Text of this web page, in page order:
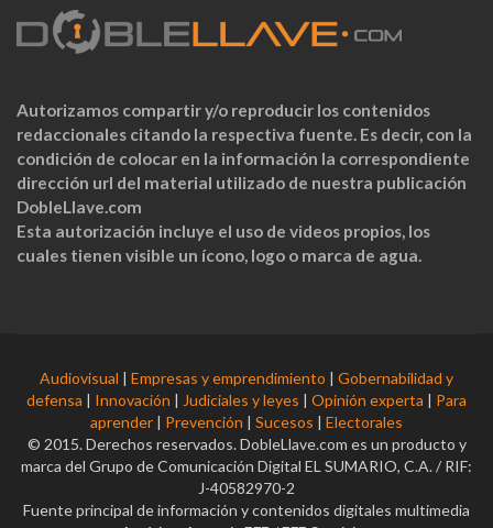
Autorizamos compartir y/o reproducir los contenidos
redaccionales citando la respectiva fuente. Es decir, con la
condición de colocar en la información la correspondiente
dirección url del material utilizado de nuestra publicación
DobleLlave.com
Esta autorización incluye el uso de videos propios, los
cuales tienen visible un ícono, logo o marca de agua.
Audiovisual | Empresas y emprendimiento | Gobernabilidad y
defensa | Innovación | Judiciales y leyes | Opinión experta | Para
aprender | Prevención | Sucesos | Electorales
© 2015. Derechos reservados. DobleLlave.com es un producto y
marca del Grupo de Comunicación Digital EL SUMARIO, C.A. / RIF:
J-40582970-2
Fuente principal de información y contenidos digitales multimedia